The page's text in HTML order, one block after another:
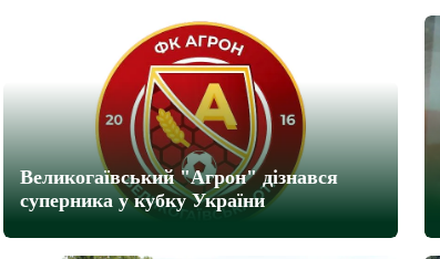
Великогаївський "Агрон" дізнався
суперника у кубку України